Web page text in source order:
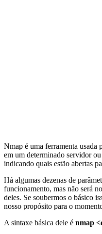
Nmap é uma ferramenta usada
em um determinado servidor
indicando quais estão abertas
Há algumas dezenas de
funcionamento, mas não será
deles. Se soubermos o básico
nosso propósito para o
A sintaxe básica dele é nmap